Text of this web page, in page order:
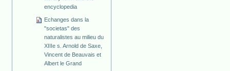
encyclopedia
Echanges dans la
"societas" des
naturalistes au milieu du
XIIIe s. Arnold de Saxe,
Vincent de Beauvais et
Albert le Grand